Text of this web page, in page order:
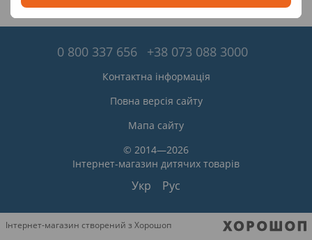
0 800 337 656 +38 073 088 3000
Контактна інформація
Повна версія сайту
Мапа сайту
© 2014—2026
Інтернет-магазин дитячих товарів
Укр Рус
Інтернет-магазин створений з Хорошоп